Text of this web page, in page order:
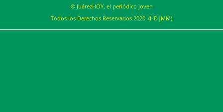
© JuárezHOY, el periódico joven
Todos los Derechos Reservados 2020. (HD|MM)